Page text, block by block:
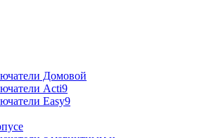
Домовой
Acti9
Easy9